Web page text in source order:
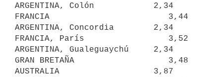
ARGENTINA, Colón            2,34
FRANCIA                        3,44
ARGENTINA, Concordia        2,34
FRANCIA, París                 3,52
ARGENTINA, Gualeguaychú     2,34
GRAN BRETAÑA                   3,48
AUSTRALIA                   3,87